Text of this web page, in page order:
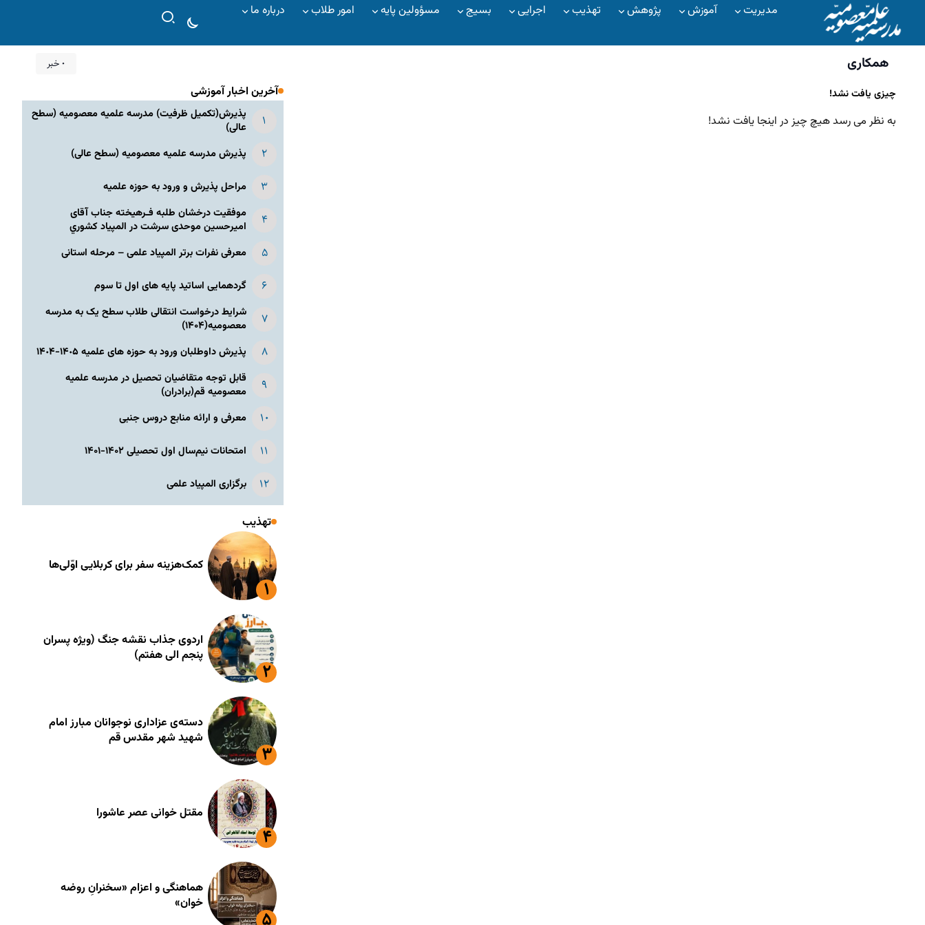
مدیریت آموزش پژوهش تهذیب اجرایی بسیج مسؤولین پایه امور طلاب درباره ما
همکاری ۰ خبر
چیزی یافت نشد!
به نظر می رسد هیچ چیز در اینجا یافت نشد!
آخرین اخبار آموزشی
پذیرش(تکمیل ظرفیت) مدرسه علمیه معصومیه‌ (سطح
عالی)
پذیرش مدرسه علمیه معصومیه‌ (سطح عالی)
مراحل پذیرش و ورود به حوزه علمیه
موفقیت درخشان طلبه فـرهیخته جناب آقای
امیرحسین موحدی سرشت در المپياد كشوري
معرفی نفرات برتر المپیاد علمی – مرحله استانی
گردهمایی اساتید پایه های اول تا سوم
شرایط درخواست انتقالی طلاب سطح یک به مدرسه
معصومیه(۱۴۰۴)
پذیرش داوطلبان ورود به حوزه های علمیه ١۴٠۵-١۴٠۴
قابل توجه متقاضیان تحصیل در مدرسه علمیه
معصومیه قم(برادران)
معرفی و ارائه منابع دروس جنبی
امتحانات نیم‌سال اول تحصیلی ۱۴۰۲-۱۴۰۱
برگزاری المپیاد علمی
تهذیب
کمک‌هزینه سفر برای کربلایی اوّلی‌ها
اردوی جذاب نقشه جنگ (ویژه پسران
پنجم الی هفتم)
دسته‌ی عزاداری نوجوانان مبارز امام
شهید شهر مقدس قم
مقتل خوانی عصر عاشورا
هماهنگی و اعزام «سخنرانِ روضه
خوان»